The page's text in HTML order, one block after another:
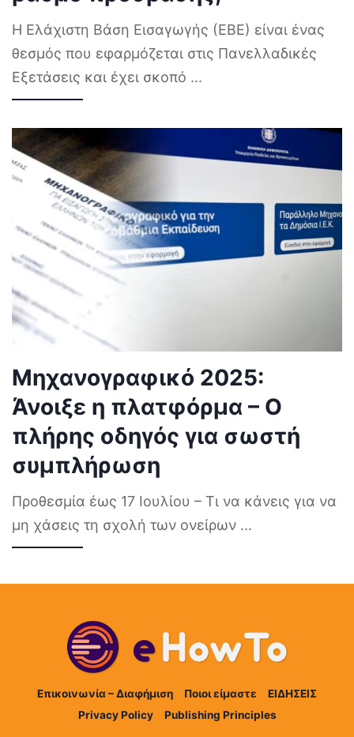
Η Ελάχιστη Βάση Εισαγωγής (ΕΒΕ) είναι ένας
θεσμός που εφαρμόζεται στις Πανελλαδικές
Εξετάσεις και έχει σκοπό ...
Μηχανογραφικό 2025:
Άνοιξε η πλατφόρμα – Ο
πλήρης οδηγός για σωστή
συμπλήρωση
Προθεσμία έως 17 Ιουλίου – Τι να κάνεις για να
μη χάσεις τη σχολή των ονείρων ...
Επικοινωνία – Διαφήμιση Ποιοι είμαστε
ΕΙΔΗΣΕΙΣ
Privacy Policy
Publishing Principles